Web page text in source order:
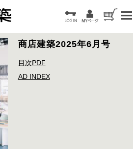
商店建築2025年6月号
目次PDF
AD INDEX